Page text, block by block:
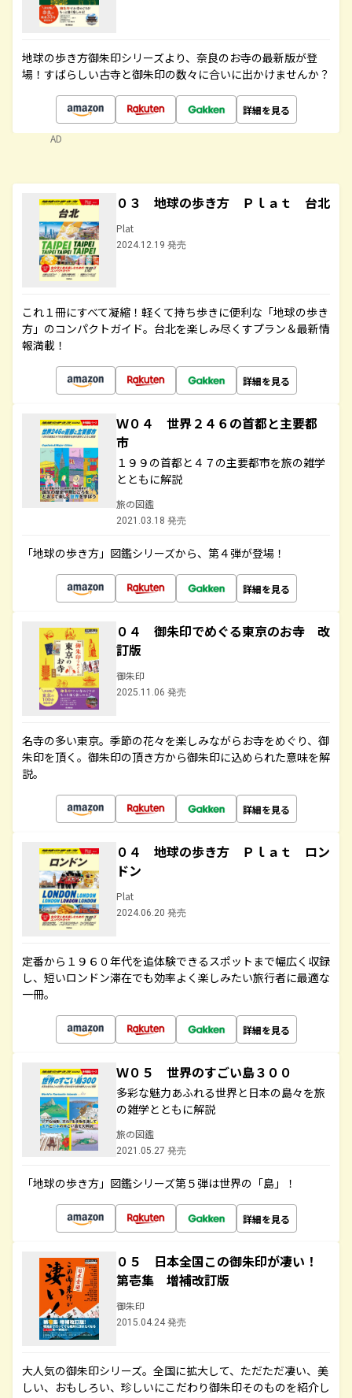
地球の歩き方御朱印シリーズより、奈良のお寺の最新版が登
場！すばらしい古寺と御朱印の数々に合いに出かけませんか？
詳細を見る
AD
０３ 地球の歩き方 Ｐｌａｔ 台北
Plat
2024.12.19 発売
これ１冊にすべて凝縮！軽くて持ち歩きに便利な「地球の歩き
方」のコンパクトガイド。台北を楽しみ尽くすプラン＆最新情
報満載！
詳細を見る
Ｗ０４ 世界２４６の首都と主要都
市
１９９の首都と４７の主要都市を旅の雑学
とともに解説
旅の図鑑
2021.03.18 発売
「地球の歩き方」図鑑シリーズから、第４弾が登場！
詳細を見る
０４ 御朱印でめぐる東京のお寺 改
訂版
御朱印
2025.11.06 発売
名寺の多い東京。季節の花々を楽しみながらお寺をめぐり、御
朱印を頂く。御朱印の頂き方から御朱印に込められた意味を解
説。
詳細を見る
０４ 地球の歩き方 Ｐｌａｔ ロン
ドン
Plat
2024.06.20 発売
定番から１９６０年代を追体験できるスポットまで幅広く収録
し、短いロンドン滞在でも効率よく楽しみたい旅行者に最適な
一冊。
詳細を見る
Ｗ０５ 世界のすごい島３００
多彩な魅力あふれる世界と日本の島々を旅
の雑学とともに解説
旅の図鑑
2021.05.27 発売
「地球の歩き方」図鑑シリーズ第５弾は世界の「島」！
詳細を見る
０５ 日本全国この御朱印が凄い！
第壱集 増補改訂版
御朱印
2015.04.24 発売
大人気の御朱印シリーズ。全国に拡大して、ただただ凄い、美
しい、おもしろい、珍しいにこだわり御朱印そのものを紹介し